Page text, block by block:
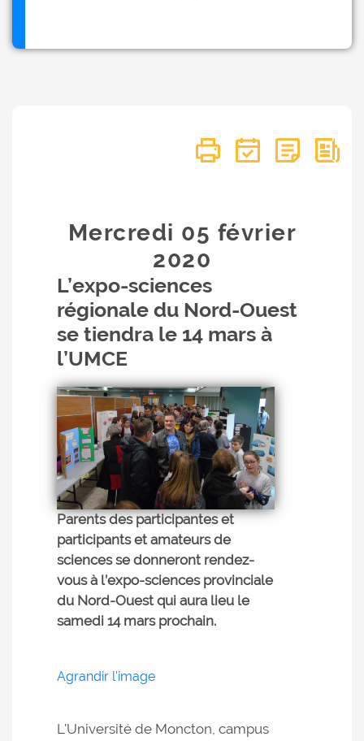
Mercredi 05 février
2020
L’expo-sciences
régionale du Nord-Ouest
se tiendra le 14 mars à
l’UMCE
Parents des participantes et
participants et amateurs de
sciences se donneront rendez-
vous à l’expo-sciences provinciale
du Nord-Ouest qui aura lieu le
samedi 14 mars prochain.
Agrandir l'image
L'Université de Moncton, campus